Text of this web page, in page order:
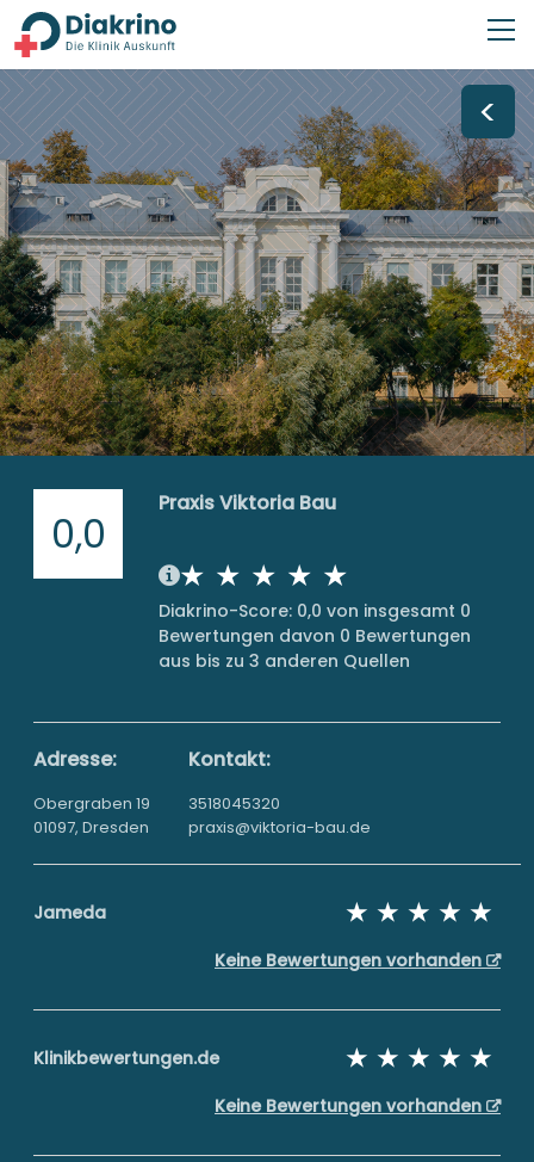
<
0,0
Praxis Viktoria Bau
Diakrino-Score: 0,0 von insgesamt 0
Bewertungen davon 0 Bewertungen
aus bis zu 3 anderen Quellen
Adresse:
Obergraben 19
01097, Dresden
Kontakt:
3518045320
praxis@viktoria-bau.de
Jameda
Keine Bewertungen vorhanden
Klinikbewertungen.de
Keine Bewertungen vorhanden